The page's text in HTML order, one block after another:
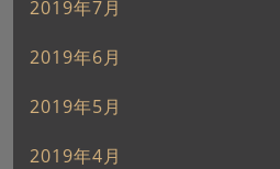
2019年7月
2019年6月
2019年5月
2019年4月